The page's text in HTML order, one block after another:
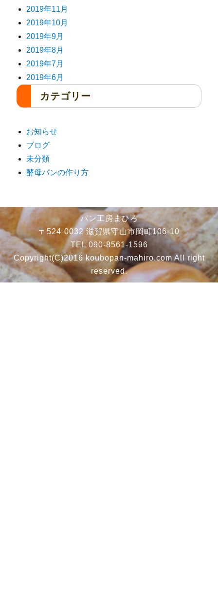
2019年11月
2019年10月
2019年9月
2019年8月
2019年7月
2019年6月
カテゴリー
お知らせ
ブログ
未分類
酵母パンの作り方
パン工房まひろ
〒524-0032 滋賀県守山市岡町106-10
TEL 090-8561-1596
Copyright(C)2016 koubopan-mahiro.com All right
reserved.